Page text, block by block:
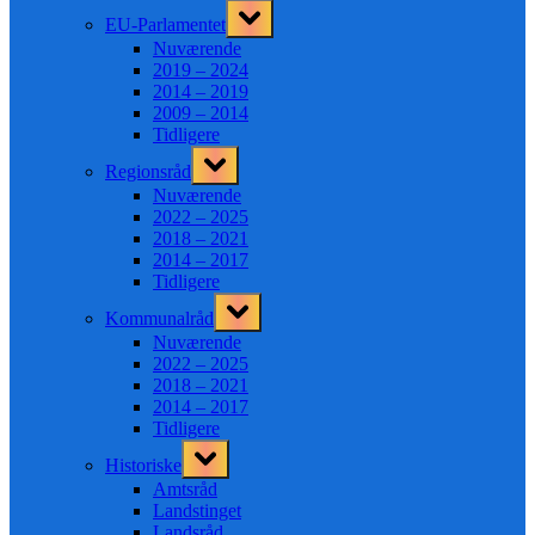
EU-Parlamentet
Toggle
sub-
menu
Nuværende
2019 – 2024
2014 – 2019
2009 – 2014
Tidligere
Regionsråd
Toggle
sub-
menu
Nuværende
2022 – 2025
2018 – 2021
2014 – 2017
Tidligere
Kommunalråd
Toggle
sub-
menu
Nuværende
2022 – 2025
2018 – 2021
2014 – 2017
Tidligere
Historiske
Toggle
sub-
menu
Amtsråd
Landstinget